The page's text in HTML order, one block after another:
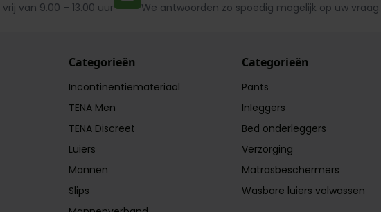
van 9.00 – 13.00 uur We antwoorden zo spoedig mogelijk op uw vraag.
Categorieën
Incontinentiemateriaal
TENA Men
TENA Discreet
Luiers
Mannen
Slips
Categorieën
Pants
Inleggers
Bed onderleggers
Verzorging
Matrasbeschermers
Wasbare luiers volwassen